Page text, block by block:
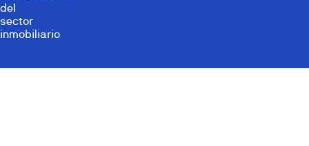
del
sector
inmobiliario